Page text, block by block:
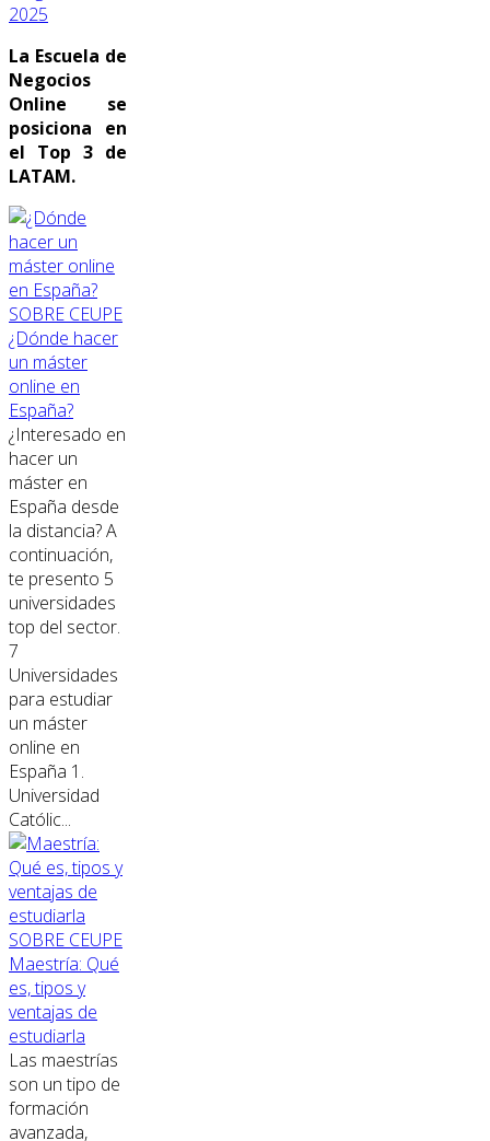
2025
La Escuela de
Negocios
Online se
posiciona en
el Top 3 de
LATAM.
SOBRE CEUPE
¿Dónde hacer
un máster
online en
España?
¿Interesado en
hacer un
máster en
España desde
la distancia? A
continuación,
te presento 5
universidades
top del sector.
7
Universidades
para estudiar
un máster
online en
España 1.
Universidad
Católic...
SOBRE CEUPE
Maestría: Qué
es, tipos y
ventajas de
estudiarla
Las maestrías
son un tipo de
formación
avanzada,